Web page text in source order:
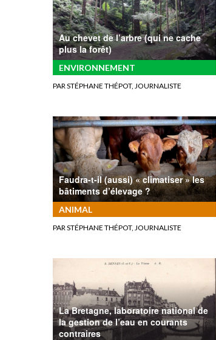
Au chevet de l’arbre (qui ne cache
plus la forêt)
ENVIRONNEMENT
PAR STÉPHANE THÉPOT, JOURNALISTE
Faudra-t-il (aussi) « climatiser » les
bâtiments d’élevage ?
ANIMAL
PAR STÉPHANE THÉPOT, JOURNALISTE
La Bretagne, laboratoire national de
la gestion de l’eau en courants
contraires